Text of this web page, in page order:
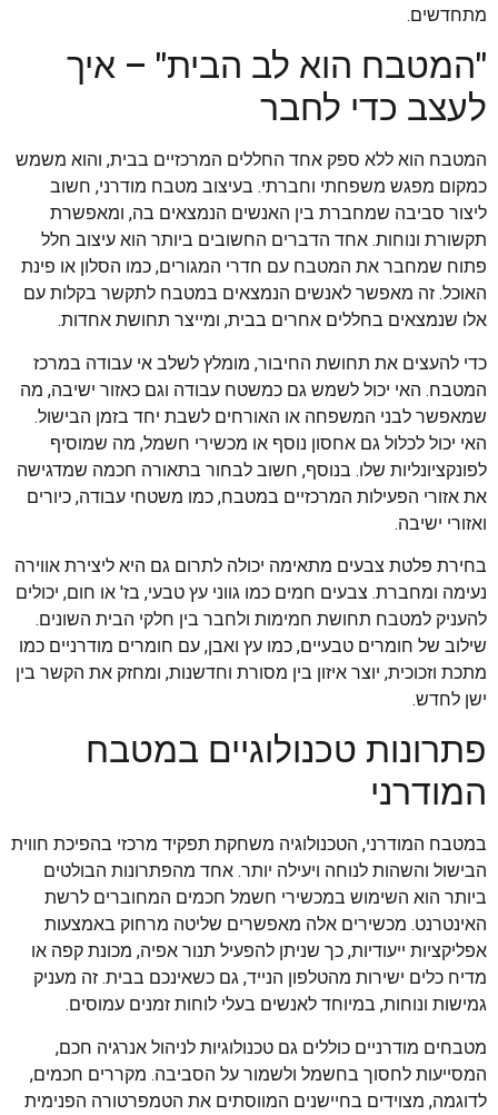
מתחדשים.
"המטבח הוא לב הבית" – איך
לעצב כדי לחבר
המטבח הוא ללא ספק אחד החללים המרכזיים בבית, והוא משמש
כמקום מפגש משפחתי וחברתי. בעיצוב מטבח מודרני, חשוב
ליצור סביבה שמחברת בין האנשים הנמצאים בה, ומאפשרת
תקשורת ונוחות. אחד הדברים החשובים ביותר הוא עיצוב חלל
פתוח שמחבר את המטבח עם חדרי המגורים, כמו הסלון או פינת
האוכל. זה מאפשר לאנשים הנמצאים במטבח לתקשר בקלות עם
אלו שנמצאים בחללים אחרים בבית, ומייצר תחושת אחדות.
כדי להעצים את תחושת החיבור, מומלץ לשלב אי עבודה במרכז
המטבח. האי יכול לשמש גם כמשטח עבודה וגם כאזור ישיבה, מה
שמאפשר לבני המשפחה או האורחים לשבת יחד בזמן הבישול.
האי יכול לכלול גם אחסון נוסף או מכשירי חשמל, מה שמוסיף
לפונקציונליות שלו. בנוסף, חשוב לבחור בתאורה חכמה שמדגישה
את אזורי הפעילות המרכזיים במטבח, כמו משטחי עבודה, כיורים
ואזורי ישיבה.
בחירת פלטת צבעים מתאימה יכולה לתרום גם היא ליצירת אווירה
נעימה ומחברת. צבעים חמים כמו גווני עץ טבעי, בז' או חום, יכולים
להעניק למטבח תחושת חמימות ולחבר בין חלקי הבית השונים.
שילוב של חומרים טבעיים, כמו עץ ואבן, עם חומרים מודרניים כמו
מתכת וזכוכית, יוצר איזון בין מסורת וחדשנות, ומחזק את הקשר בין
ישן לחדש.
פתרונות טכנולוגיים במטבח
המודרני
במטבח המודרני, הטכנולוגיה משחקת תפקיד מרכזי בהפיכת חווית
הבישול והשהות לנוחה ויעילה יותר. אחד מהפתרונות הבולטים
ביותר הוא השימוש במכשירי חשמל חכמים המחוברים לרשת
האינטרנט. מכשירים אלה מאפשרים שליטה מרחוק באמצעות
אפליקציות ייעודיות, כך שניתן להפעיל תנור אפיה, מכונת קפה או
מדיח כלים ישירות מהטלפון הנייד, גם כשאינכם בבית. זה מעניק
גמישות ונוחות, במיוחד לאנשים בעלי לוחות זמנים עמוסים.
מטבחים מודרניים כוללים גם טכנולוגיות לניהול אנרגיה חכם,
המסייעות לחסוך בחשמל ולשמור על הסביבה. מקררים חכמים,
לדוגמה, מצוידים בחיישנים המווסתים את הטמפרטורה הפנימית